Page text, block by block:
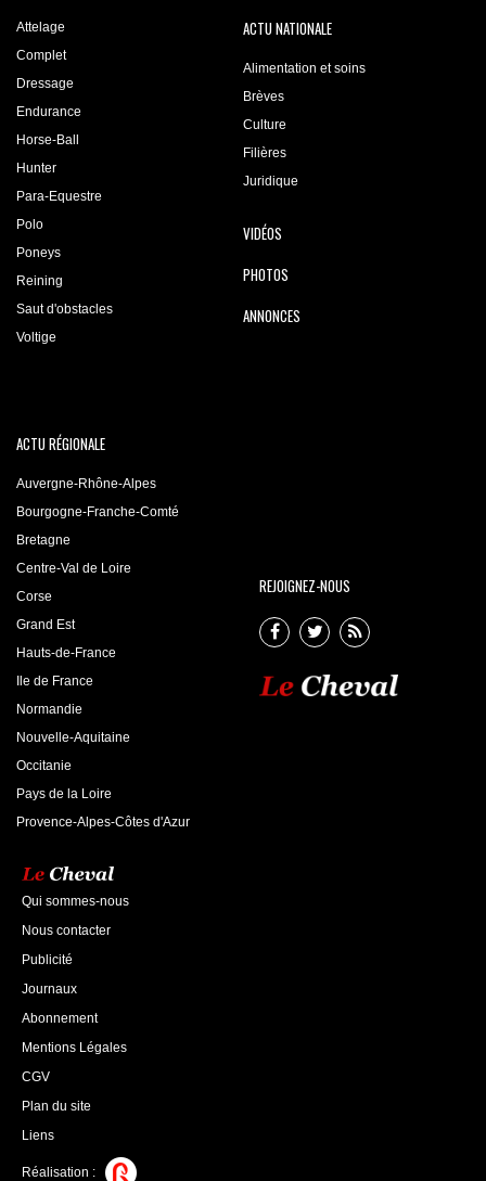
Attelage
Complet
Dressage
Endurance
Horse-Ball
Hunter
Para-Equestre
Polo
Poneys
Reining
Saut d'obstacles
Voltige
ACTU NATIONALE
Alimentation et soins
Brèves
Culture
Filières
Juridique
VIDÉOS
PHOTOS
ANNONCES
ACTU RÉGIONALE
Auvergne-Rhône-Alpes
Bourgogne-Franche-Comté
Bretagne
Centre-Val de Loire
Corse
Grand Est
Hauts-de-France
Ile de France
Normandie
Nouvelle-Aquitaine
Occitanie
Pays de la Loire
Provence-Alpes-Côtes d'Azur
REJOIGNEZ-NOUS
Qui sommes-nous
Nous contacter
Publicité
Journaux
Abonnement
Mentions Légales
CGV
Plan du site
Liens
Réalisation :